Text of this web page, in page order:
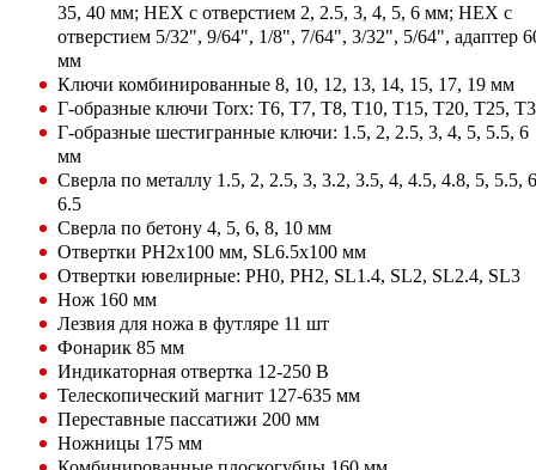
35, 40 мм; HEX с отверстием 2, 2.5, 3, 4, 5, 6 мм; HEX с
отверстием 5/32", 9/64", 1/8", 7/64", 3/32", 5/64", адаптер
мм
Ключи комбинированные 8, 10, 12, 13, 14, 15, 17, 19 мм
Г-образные ключи Torx: Т6, Т7, Т8, Т10, Т15, Т20, Т25,
Г-образные шестигранные ключи: 1.5, 2, 2.5, 3, 4, 5, 5.5, 6
мм
Сверла по металлу 1.5, 2, 2.5, 3, 3.2, 3.5, 4, 4.5, 4.8, 5, 5.5,
6.5
Сверла по бетону 4, 5, 6, 8, 10 мм
Отвертки PH2х100 мм, SL6.5х100 мм
Отвертки ювелирные: РН0, РН2, SL1.4, SL2, SL2.4, SL3
Нож 160 мм
Лезвия для ножа в футляре 11 шт
Фонарик 85 мм
Индикаторная отвертка 12-250 В
Телескопический магнит 127-635 мм
Переставные пассатижи 200 мм
Ножницы 175 мм